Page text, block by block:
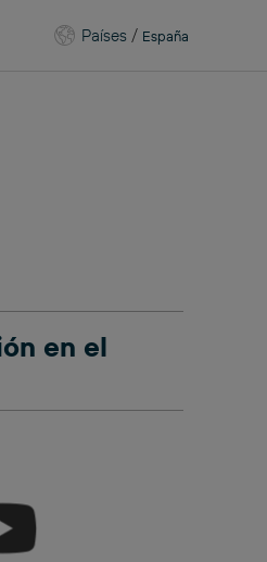
Países / España
en el